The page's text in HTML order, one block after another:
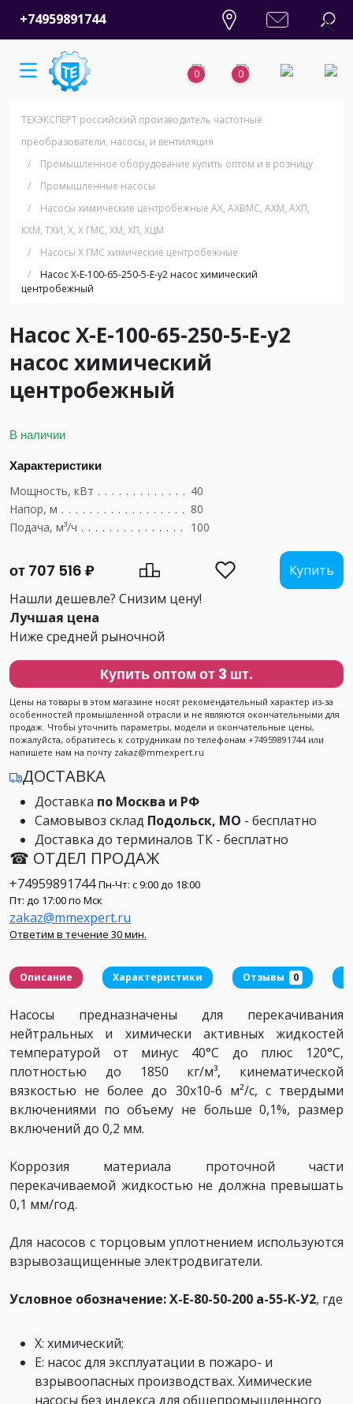
+74959891744
0 0
ТЕХЭКСПЕРТ российский производитель частотные
преобразователи, насосы, и вентиляция
/
Промышленное оборудование купить оптом и в розницу
/
Промышленные насосы
/
Насосы химические центробежные АХ, АХВМС, АХМ, АХП,
КХМ, ТХИ, Х, Х ГМС, ХМ, ХП, ХЦМ
/
Насосы Х ГМС химические центробежные
/
Насос Х-Е-100-65-250-5-Е-у2 насос химический
центробежный
Насос Х-Е-100-65-250-5-Е-у2
насос химический
центробежный
В наличии
Характеристики
Мощность, кВт
40
Напор, м
80
Подача, м³/ч
100
от 707 516 ₽
Купить
Нашли дешевле? Снизим цену!
Лучшая цена
Ниже средней рыночной
Купить оптом от 3 шт.
Цены на товары в этом магазине носят рекомендательный характер из-за
особенностей промышленной отрасли и не являются окончательными для
продаж. Чтобы уточнить параметры, модели и окончательные цены,
пожалуйста, обратитесь к сотрудникам по телефонам +74959891744 или
напишете нам на почту zakaz@mmexpert.ru
ДОСТАВКА
Доставка по Москва и РФ
Самовывоз склад Подольск, МО - бесплатно
Доставка до терминалов ТК - бесплатно
☎ ОТДЕЛ ПРОДАЖ
+74959891744 Пн-Чт: с 9:00 до 18:00
Пт: до 17:00 по Мск
zakaz@mmexpert.ru
Ответим в течение 30 мин.
Описание Характеристики Отзывы 0
Насосы предназначены для перекачивания
нейтральных и химически активных жидкостей
температурой от минус 40°С до плюс 120°С,
плотностью до 1850 кг/м³, кинематической
вязкостью не более до 30х10-6 м²/с, с твердыми
включениями по объему не больше 0,1%, размер
включений до 0,2 мм.
Коррозия материала проточной части
перекачиваемой жидкостью не должна превышать
0,1 мм/год.
Для насосов с торцовым уплотнением используются
взрывозащищенные электродвигатели.
Условное обозначение: Х-Е-80-50-200 а-55-К-У2, где
Х: химический;
Е: насос для эксплуатации в пожаро- и
взрывоопасных производствах. Химические
насосы без индекса для общепромышленного